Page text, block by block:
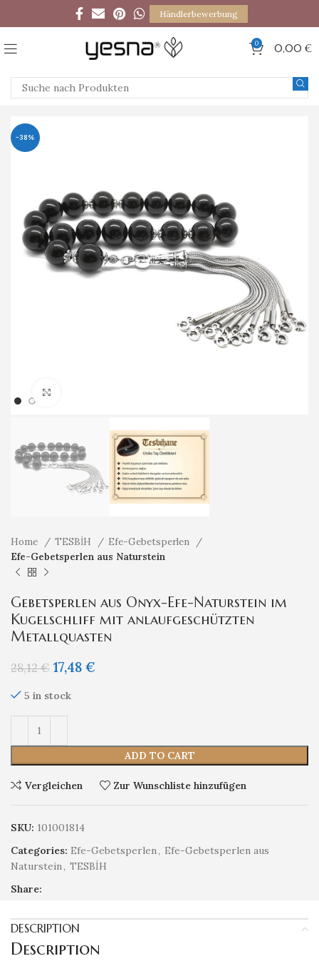
Händlerbewerbung
0 0,00 €
-38%
Home TESBİH
Efe-Gebetsperlen
Efe-Gebetsperlen aus Naturstein
Gebetsperlen aus Onyx-Efe-Naturstein im
Kugelschliff mit anlaufgeschützten
Metallquasten
28,12€ 17,48 €
5 in stock
ADD TO CART
Vergleichen Zur Wunschliste hinzufügen
SKU: 101001814
Categories: Efe-Gebetsperlen, Efe-Gebetsperlen aus
Naturstein, TESBİH
Share:
DESCRIPTION
Description